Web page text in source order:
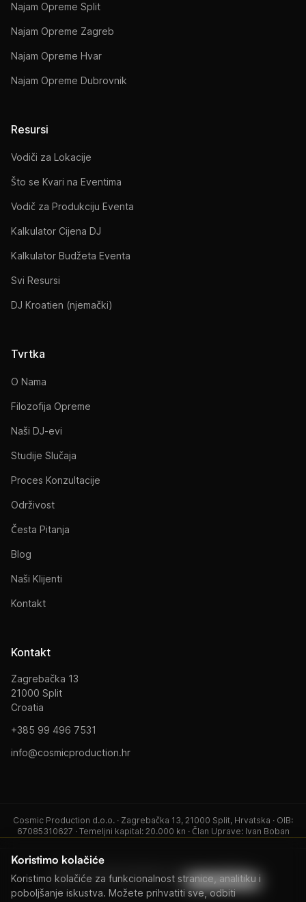
Najam Opreme Split
Najam Opreme Zagreb
Najam Opreme Hvar
Najam Opreme Dubrovnik
Resursi
Vodiči za Lokacije
Što se Kvari na Eventima
Vodič za Produkciju Eventa
Kalkulator Cijena DJ
Kalkulator Budžeta Eventa
Svi Resursi
DJ Kroatien (njemački)
Tvrtka
O Nama
Filozofija Opreme
Naši DJ-evi
Studije Slučaja
Proces Konzultacije
Održivost
Česta Pitanja
Blog
Naši Klijenti
Kontakt
Kontakt
Zagrebačka 13
21000 Split
Croatia
+385 99 496 7531
info@cosmicproduction.hr
Cosmic Production d.o.o. · Zagrebačka 13, 21000 Split, Hrvatska · OIB:
67085310627 · Temeljni kapital: 20.000 kn · Član Uprave: Ivan Boban
© 2026 Cosmic Production. Sva prava pridržana.
Politika PrivatnostiUvjeti KorištenjaPostavke kolačića
Koristimo kolačiće
Koristimo kolačiće za funkcionalnost stranice, analitiku i
poboljšanje iskustva. Možete prihvatiti sve, odbiti